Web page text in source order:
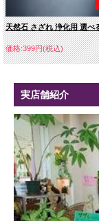
天然石 さざれ 浄化用 選べ
価格:399円(税込)
実店舗紹介